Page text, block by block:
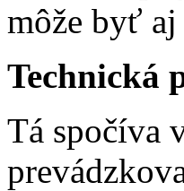
môže byť aj
Technická
Tá spočíva